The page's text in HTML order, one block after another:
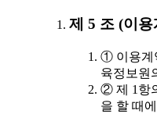
제 5 조 (이
① 이용계
육정보원
② 제 1항
을 할 때